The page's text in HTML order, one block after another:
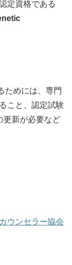
定資格である
ためには、専門
こと、認定試験
更新が必要など
ウンセラー協会